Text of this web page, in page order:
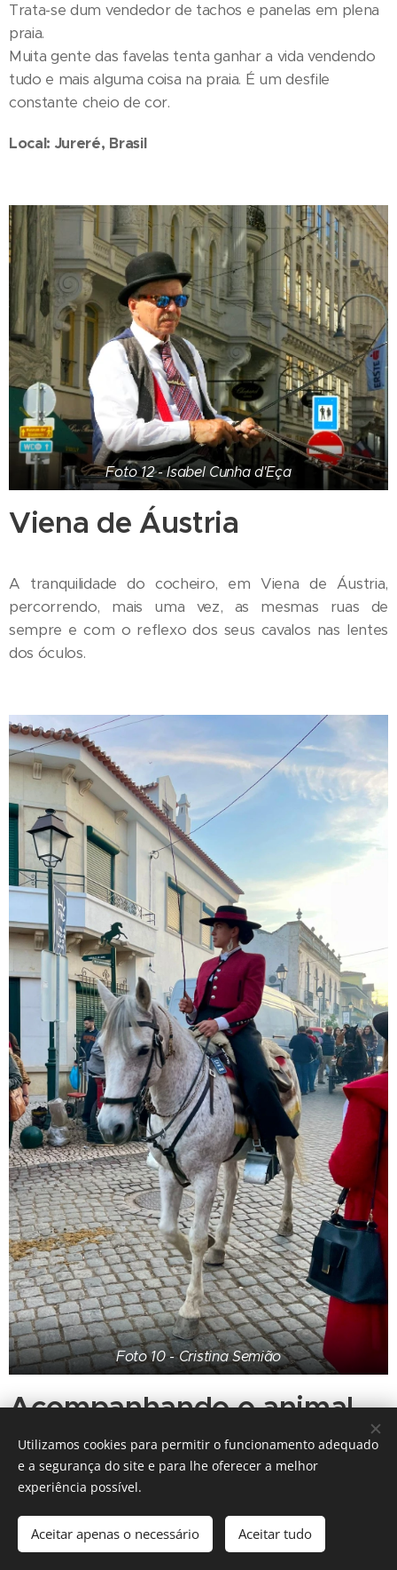
Trata-se dum vendedor de tachos e panelas em plena
praia.
Muita gente das favelas tenta ganhar a vida vendendo
tudo e mais alguma coisa na praia. É um desfile
constante cheio de cor.
Local: Jureré, Brasil
Foto 12 - Isabel Cunha d'Eça
Viena de Áustria
A tranquilidade do cocheiro, em Viena de Áustria,
percorrendo, mais uma vez, as mesmas ruas de
sempre e com o reflexo dos seus cavalos nas lentes
dos óculos.
Foto 10 - Cristina Semião
Acompanhando o animal
mais belo do mundo com
garbo e elegância
Local: Golegã
Utilizamos cookies para permitir o funcionamento adequado
e a segurança do site e para lhe oferecer a melhor
experiência possível.
Aceitar apenas o necessário Aceitar tudo